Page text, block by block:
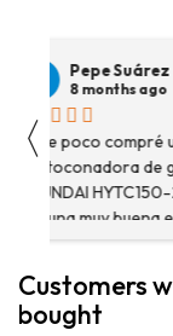
〈
Pepe Suárez
8 months ago
Hace poco compré
destoconadora de
HYUNDAI HYTC150-
fue una muy buena
solo me encontré el
asesoraron y
detalle para
Customers
bought